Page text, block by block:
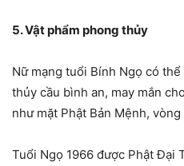
5. Vật phẩm phong thủy
Nữ mạng tuổi Bính Ngọ có
thủy cầu bình an, may mắn
như mặt Phật Bản Mệnh,
Tuổi Ngọ 1966 được Phật Đại